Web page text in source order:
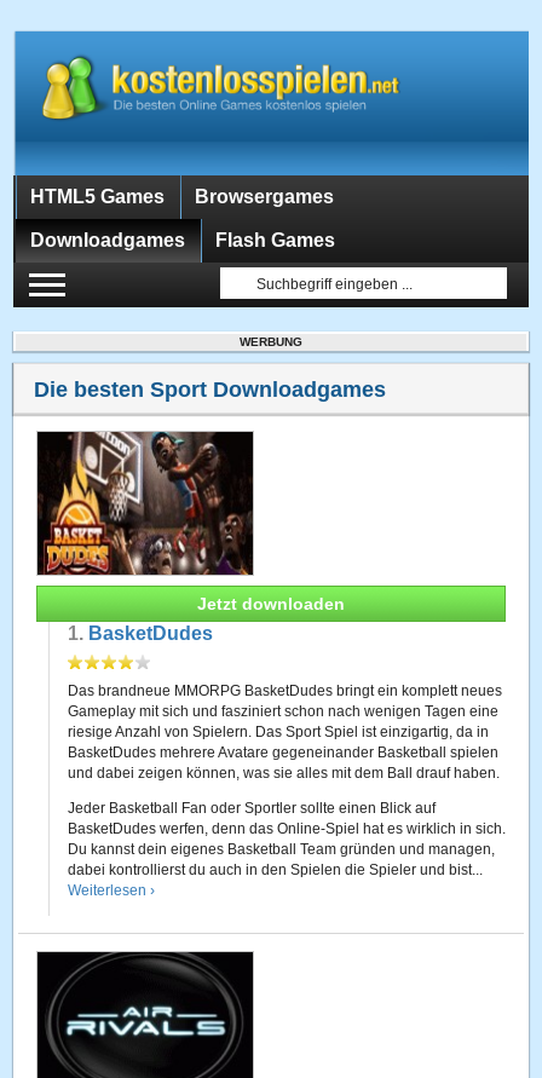
HTML5 Games Browsergames
Downloadgames Flash Games
WERBUNG
Die besten Sport Downloadgames
Jetzt downloaden
1. BasketDudes
Das brandneue MMORPG BasketDudes bringt ein komplett neues
Gameplay mit sich und fasziniert schon nach wenigen Tagen eine
riesige Anzahl von Spielern. Das Sport Spiel ist einzigartig, da in
BasketDudes mehrere Avatare gegeneinander Basketball spielen
und dabei zeigen können, was sie alles mit dem Ball drauf haben.
Jeder Basketball Fan oder Sportler sollte einen Blick auf
BasketDudes werfen, denn das Online-Spiel hat es wirklich in sich.
Du kannst dein eigenes Basketball Team gründen und managen,
dabei kontrollierst du auch in den Spielen die Spieler und bist...
Weiterlesen ›